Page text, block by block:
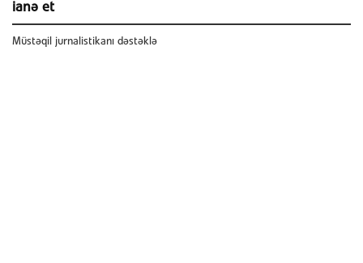
ianə et
Müstəqil jurnalistikanı dəstəklə